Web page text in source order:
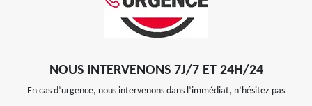
NOUS INTERVENONS 7J/7 ET 24H/24
En cas d’urgence, nous intervenons dans l’immédiat, n’hésitez pas